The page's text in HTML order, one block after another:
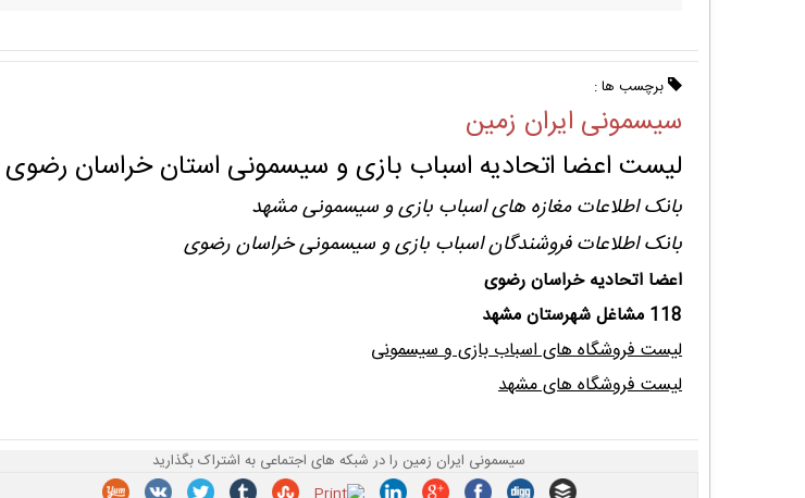
برچسب ها :
سیسمونی ایران زمین
لیست اعضا اتحادیه اسباب بازی و سیسمونی استان خراسان رضوی
بانک اطلاعات مغازه های اسباب بازی و سیسمونی مشهد
بانک اطلاعات فروشندگان اسباب بازی و سیسمونی خراسان رضوی
اعضا اتحادیه خراسان رضوی
118 مشاغل شهرستان مشهد
لیست فروشگاه های اسباب بازی و سیسمونی
لیست فروشگاه های مشهد
سیسمونی ایران زمین را در شبکه های اجتماعی به اشتراک بگذارید